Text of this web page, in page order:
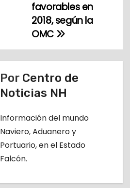
favorables en
2018, según la
OMC
Por Centro de
Noticias NH
Información del mundo
Naviero, Aduanero y
Portuario, en el Estado
Falcón.